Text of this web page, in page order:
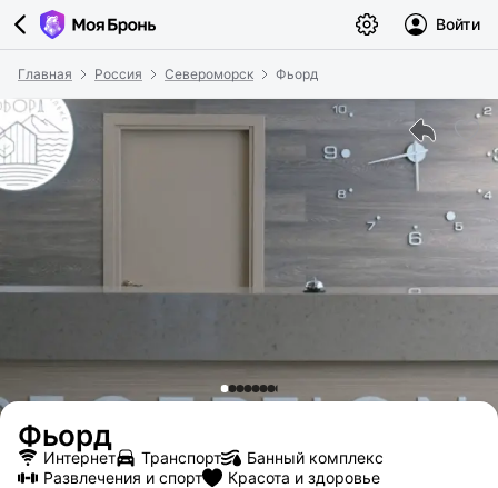
Войти
Главная Россия Североморск Фьорд
Фьорд
Интернет Транспорт
Банный комплекс
Развлечения и спорт
Красота и здоровье